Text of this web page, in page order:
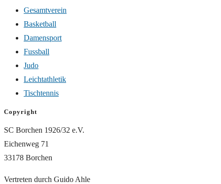
Gesamtverein
Basketball
Damensport
Fussball
Judo
Leichtathletik
Tischtennis
Copyright
SC Borchen 1926/32 e.V.
Eichenweg 71
33178 Borchen
Vertreten durch Guido Ahle